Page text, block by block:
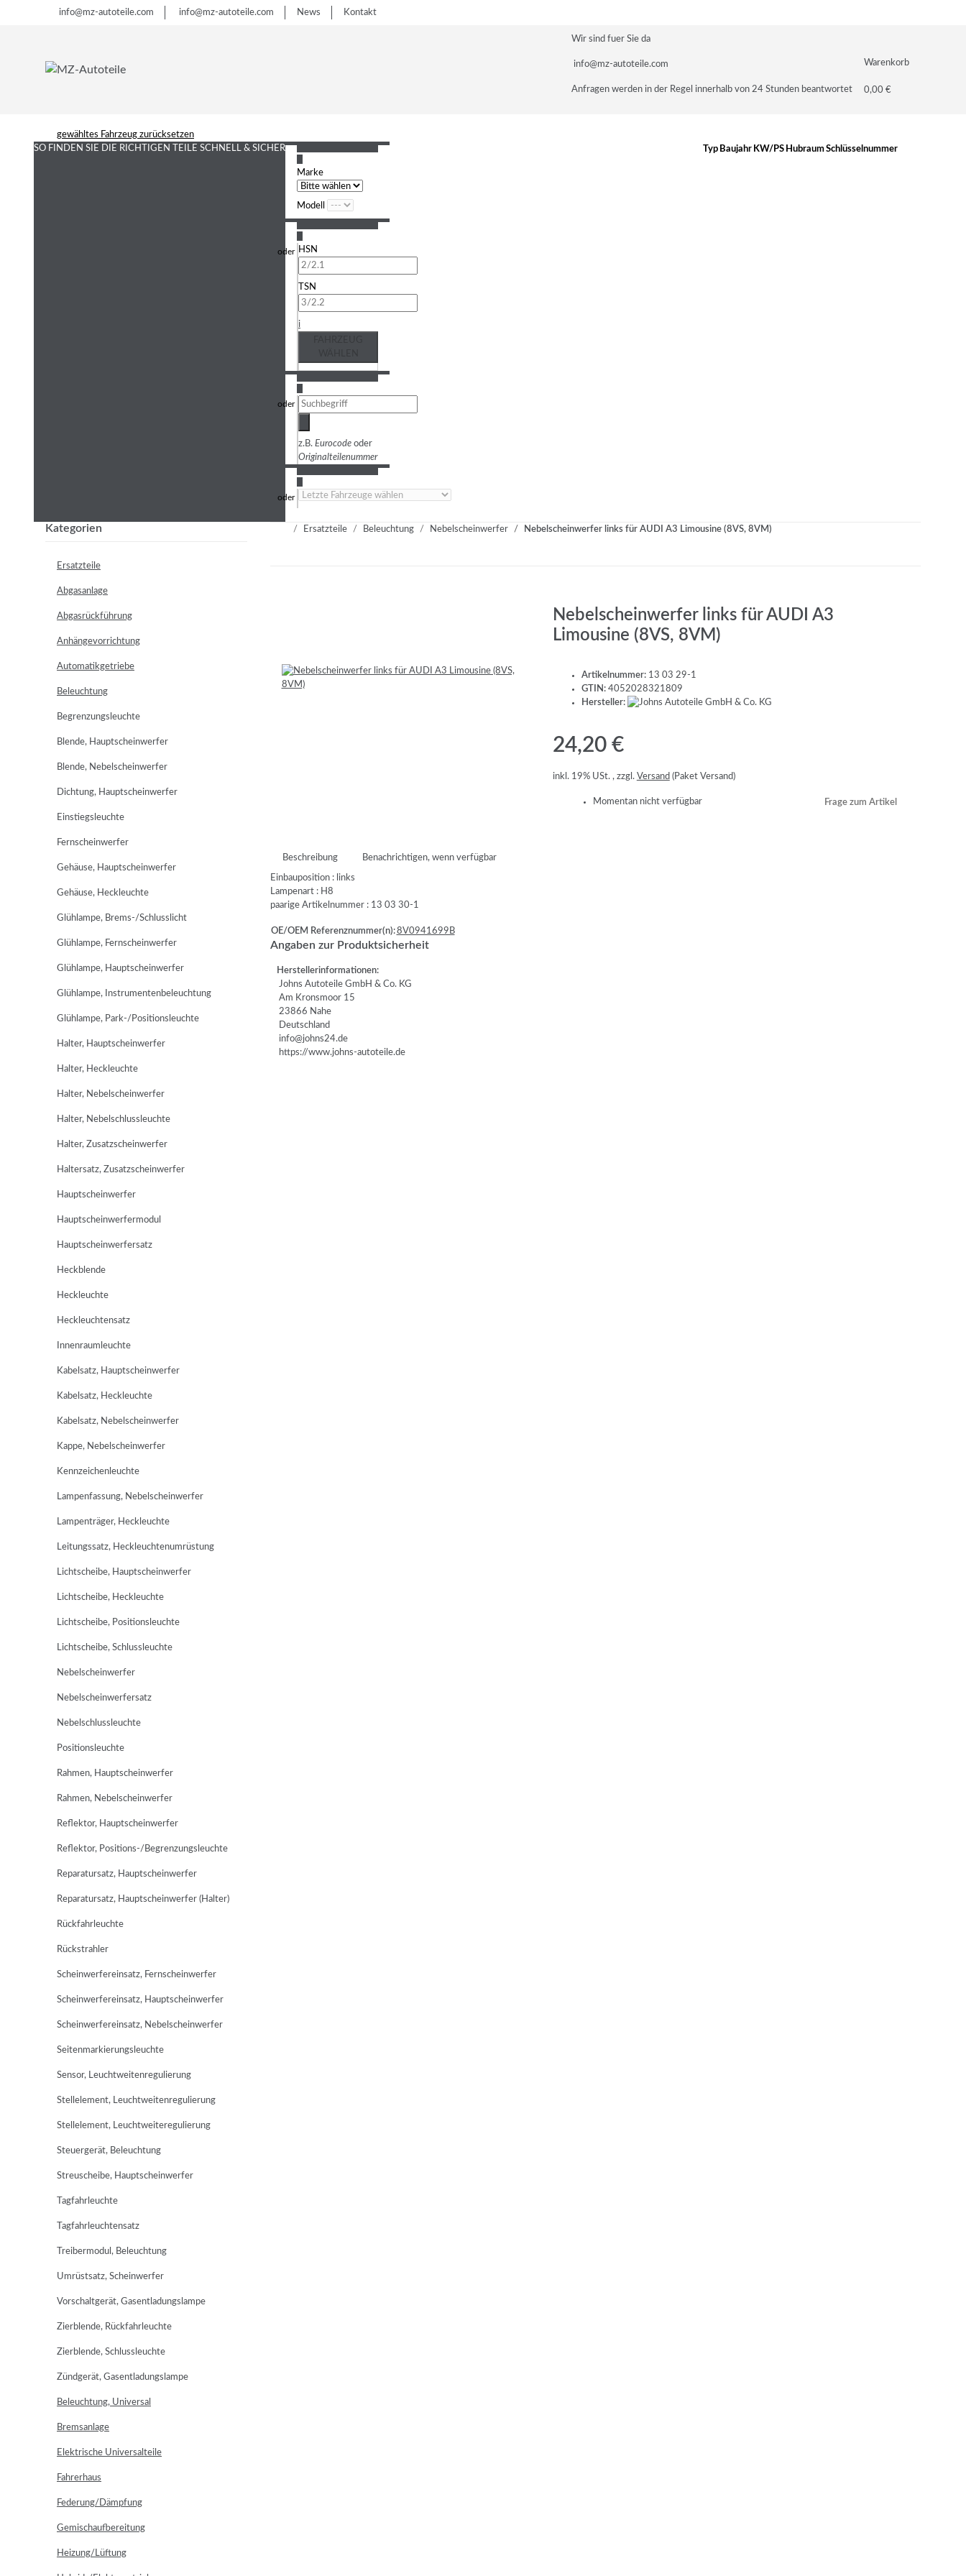
info@mz-autoteile.com info@mz-autoteile.com News Kontakt
Wir sind fuer Sie da
info@mz-autoteile.com
Anfragen werden in der Regel innerhalb von 24 Stunden beantwortet
Warenkorb
0,00 €
gewähltes Fahrzeug zurücksetzen
SO FINDEN SIE DIE RICHTIGEN TEILE SCHNELL & SICHER
Marke
Modell
HSN
TSN
i
z.B. Eurocode oder
Originalteilenummer
Typ Baujahr KW/PS HubraumSchlüsselnummer
Ersatzteile Beleuchtung Nebelscheinwerfer Nebelscheinwerfer links für AUDI A3 Limousine (8VS, 8VM)
Nebelscheinwerfer links für AUDI A3
Limousine (8VS, 8VM)
Artikelnummer: 13 03 29-1
GTIN: 4052028321809
Hersteller:
24,20 €
inkl. 19% USt. , zzgl. Versand (Paket Versand)
Momentan nicht verfügbar Frage zum Artikel
Beschreibung Benachrichtigen, wenn verfügbar
Einbauposition : links
Lampenart : H8
paarige Artikelnummer : 13 03 30-1
OE/OEM Referenznummer(n):8V0941699B
Angaben zur Produktsicherheit
Herstellerinformationen:
Johns Autoteile GmbH & Co. KG
Am Kronsmoor 15
23866 Nahe
Deutschland
info@johns24.de
https://www.johns-autoteile.de
Kategorien
Ersatzteile
Abgasanlage
Abgasrückführung
Anhängevorrichtung
Automatikgetriebe
Beleuchtung
Begrenzungsleuchte
Blende, Hauptscheinwerfer
Blende, Nebelscheinwerfer
Dichtung, Hauptscheinwerfer
Einstiegsleuchte
Fernscheinwerfer
Gehäuse, Hauptscheinwerfer
Gehäuse, Heckleuchte
Glühlampe, Brems-/Schlusslicht
Glühlampe, Fernscheinwerfer
Glühlampe, Hauptscheinwerfer
Glühlampe, Instrumentenbeleuchtung
Glühlampe, Park-/Positionsleuchte
Halter, Hauptscheinwerfer
Halter, Heckleuchte
Halter, Nebelscheinwerfer
Halter, Nebelschlussleuchte
Halter, Zusatzscheinwerfer
Haltersatz, Zusatzscheinwerfer
Hauptscheinwerfer
Hauptscheinwerfermodul
Hauptscheinwerfersatz
Heckblende
Heckleuchte
Heckleuchtensatz
Innenraumleuchte
Kabelsatz, Hauptscheinwerfer
Kabelsatz, Heckleuchte
Kabelsatz, Nebelscheinwerfer
Kappe, Nebelscheinwerfer
Kennzeichenleuchte
Lampenfassung, Nebelscheinwerfer
Lampenträger, Heckleuchte
Leitungssatz, Heckleuchtenumrüstung
Lichtscheibe, Hauptscheinwerfer
Lichtscheibe, Heckleuchte
Lichtscheibe, Positionsleuchte
Lichtscheibe, Schlussleuchte
Nebelscheinwerfer
Nebelscheinwerfersatz
Nebelschlussleuchte
Positionsleuchte
Rahmen, Hauptscheinwerfer
Rahmen, Nebelscheinwerfer
Reflektor, Hauptscheinwerfer
Reflektor, Positions-/Begrenzungsleuchte
Reparatursatz, Hauptscheinwerfer
Reparatursatz, Hauptscheinwerfer (Halter)
Rückfahrleuchte
Rückstrahler
Scheinwerfereinsatz, Fernscheinwerfer
Scheinwerfereinsatz, Hauptscheinwerfer
Scheinwerfereinsatz, Nebelscheinwerfer
Seitenmarkierungsleuchte
Sensor, Leuchtweitenregulierung
Stellelement, Leuchtweitenregulierung
Stellelement, Leuchtweiteregulierung
Steuergerät, Beleuchtung
Streuscheibe, Hauptscheinwerfer
Tagfahrleuchte
Tagfahrleuchtensatz
Treibermodul, Beleuchtung
Umrüstsatz, Scheinwerfer
Vorschaltgerät, Gasentladungslampe
Zierblende, Rückfahrleuchte
Zierblende, Schlussleuchte
Zündgerät, Gasentladungslampe
Beleuchtung, Universal
Bremsanlage
Elektrische Universalteile
Fahrerhaus
Federung/Dämpfung
Gemischaufbereitung
Heizung/Lüftung